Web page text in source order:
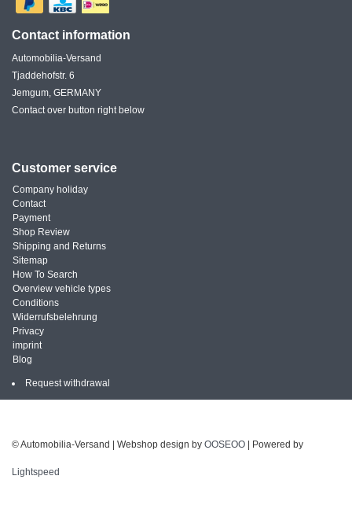
Contact information
Automobilia-Versand
Tjaddehofstr. 6
Jemgum, GERMANY
Contact over button right below
Customer service
Company holiday
Contact
Payment
Shop Review
Shipping and Returns
Sitemap
How To Search
Overview vehicle types
Conditions
Widerrufsbelehrung
Privacy
imprint
Blog
Request withdrawal
© Automobilia-Versand | Webshop design by OOSEOO | Powered by
Lightspeed